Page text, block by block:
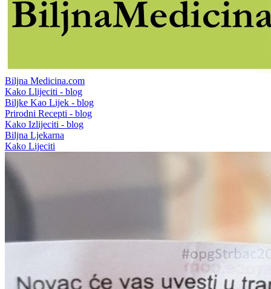
Biljna Medicina.com
Kako Llijeciti - blog
Biljke Kao Lijek - blog
Prirodni Recepti - blog
Kako Izlijeciti - blog
Biljna Ljekarna
Kako Lijeciti